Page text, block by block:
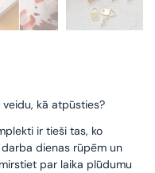
kā atpūsties?
ir tieši tas, ko
dienas rūpēm un
par laika plūdumu